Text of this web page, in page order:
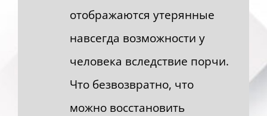
отображаются утерянные
навсегда возможности у
человека вследствие порчи.
Что безвозвратно, что
можно восстановить